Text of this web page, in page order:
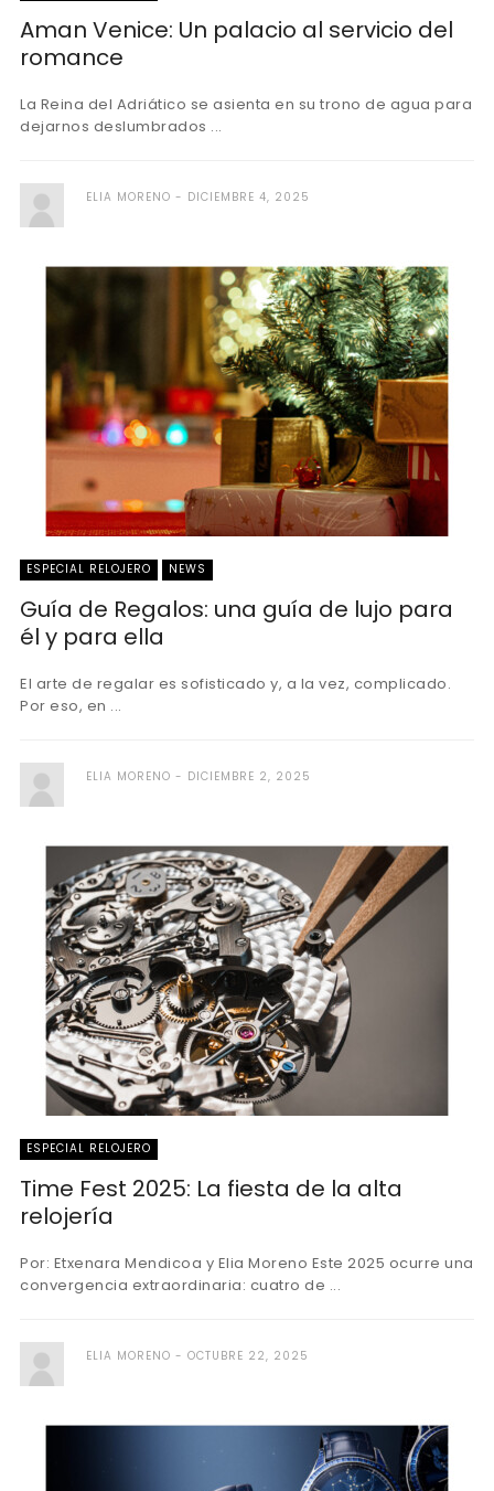
Aman Venice: Un palacio al servicio del
romance
La Reina del Adriático se asienta en su trono de agua para
dejarnos deslumbrados ...
ELIA MORENO DICIEMBRE 4, 2025
ESPECIAL RELOJERO NEWS
Guía de Regalos: una guía de lujo para
él y para ella
El arte de regalar es sofisticado y, a la vez, complicado.
Por eso, en ...
ELIA MORENO DICIEMBRE 2, 2025
ESPECIAL RELOJERO
Time Fest 2025: La fiesta de la alta
relojería
Por: Etxenara Mendicoa y Elia Moreno Este 2025 ocurre una
convergencia extraordinaria: cuatro de ...
ELIA MORENO OCTUBRE 22, 2025